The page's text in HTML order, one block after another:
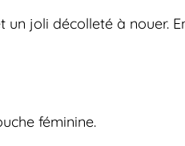
joli décolleté à nouer.
féminine.